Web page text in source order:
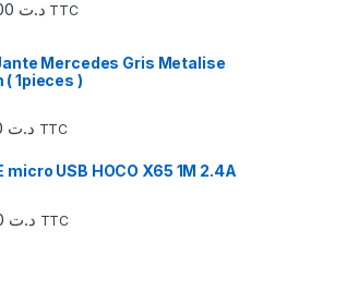
د.ت TTC
Mercedes Gris Metalise
( 1pieces )
د.ت TTC
micro USB HOCO X65 1M 2.4A
د.ت TTC